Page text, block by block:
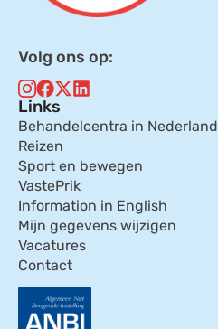
Volg ons op:
Links
Behandelcentra in Nederland
Reizen
Sport en bewegen
VastePrik
Information in English
Mijn gegevens wijzigen
Vacatures
Contact